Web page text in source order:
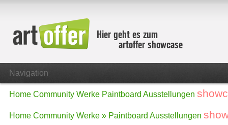
Hier geht es zum
artoffer showcase
Navigation
Home Community Werke Paintboard Ausstellungen
Home Community Werke » Paintboard Ausstellungen